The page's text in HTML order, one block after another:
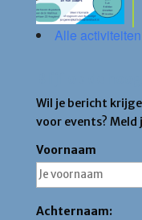
Alle activiteiten
Wil je bericht
voor events? Meld
Voornaam
Achternaam: